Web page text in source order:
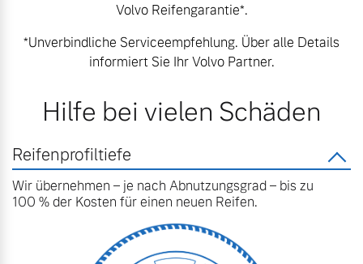
Volvo Reifengarantie*.
*Unverbindliche Serviceempfehlung. Über alle Details
informiert Sie Ihr Volvo Partner.
Hilfe bei vielen Schäden
Reifenprofiltiefe
Wir übernehmen – je nach Abnutzungsgrad – bis zu
100 % der Kosten für einen neuen Reifen.